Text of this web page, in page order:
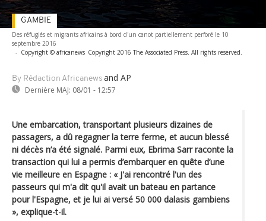
Des réfugiés et migrants africains à bord d'un canot partiellement perforé le 10
septembre 2016
- Copyright © africanews Copyright 2016 The Associated Press. All rights reserved.
By Rédaction Africanews and AP
Dernière MAJ: 08/01 - 12:57
GAMBIE
Une embarcation, transportant plusieurs dizaines de
passagers, a dû regagner la terre ferme, et aucun blessé
ni décès n’a été signalé. Parmi eux, Ebrima Sarr raconte la
transaction qui lui a permis d’embarquer en quête d’une
vie meilleure en Espagne : « J'ai rencontré l'un des
passeurs qui m'a dit qu'il avait un bateau en partance
pour l'Espagne, et je lui ai versé 50 000 dalasis gambiens
», explique-t-il.